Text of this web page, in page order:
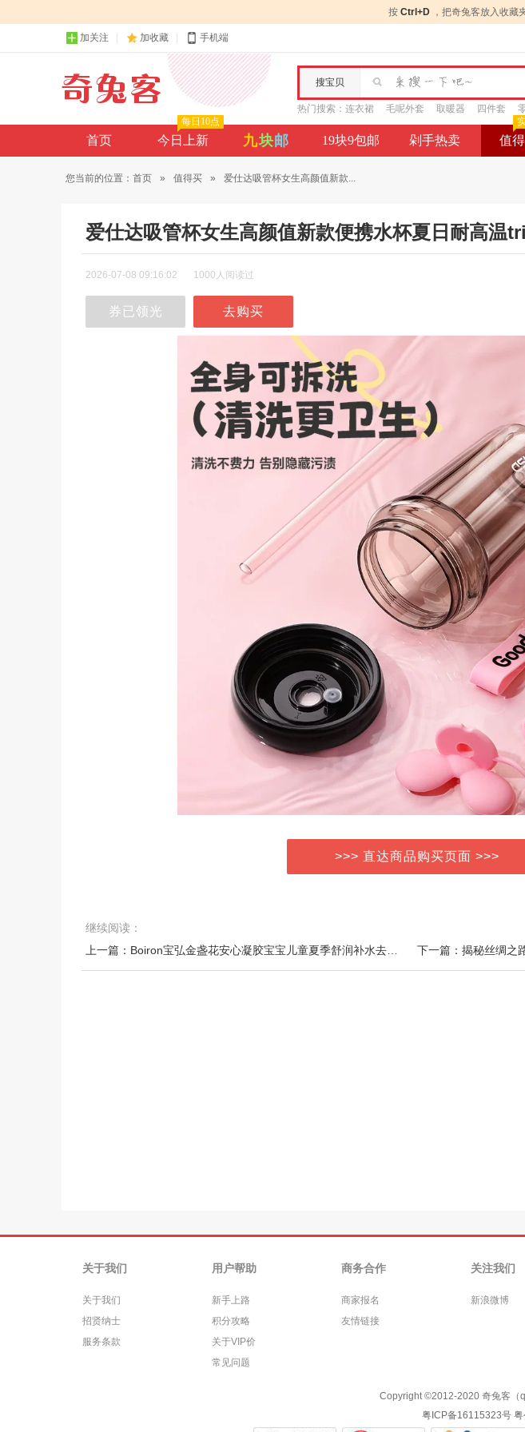
按 Ctrl+D ，把奇兔客放入收藏
加关注 加收藏 手机端
搜宝贝
热门搜索： 连衣裙 毛呢外套 取暖器 四件套
首页 今日上新
每日10点
九块邮 19块9包邮 剁手热卖 值
您当前的位置： 首页 » 值得买 » 爱仕达吸管杯女生高颜值新款...
爱仕达吸管杯女生高颜值新款便携水杯夏日耐高温
2026-07-08 09:16:02 1000人阅读过
券已领光 去购买
>>> 直达商品购买页面 >>>
继续阅读：
关于我们
关于我们
招贤纳士
服务条款
用户帮助
新手上路
积分攻略
关于VIP价
常见问题
商务合作
商家报名
友情链接
关注我们
新浪微博
Copyright ©2012-2020 奇兔客（
粤ICP备16115323号